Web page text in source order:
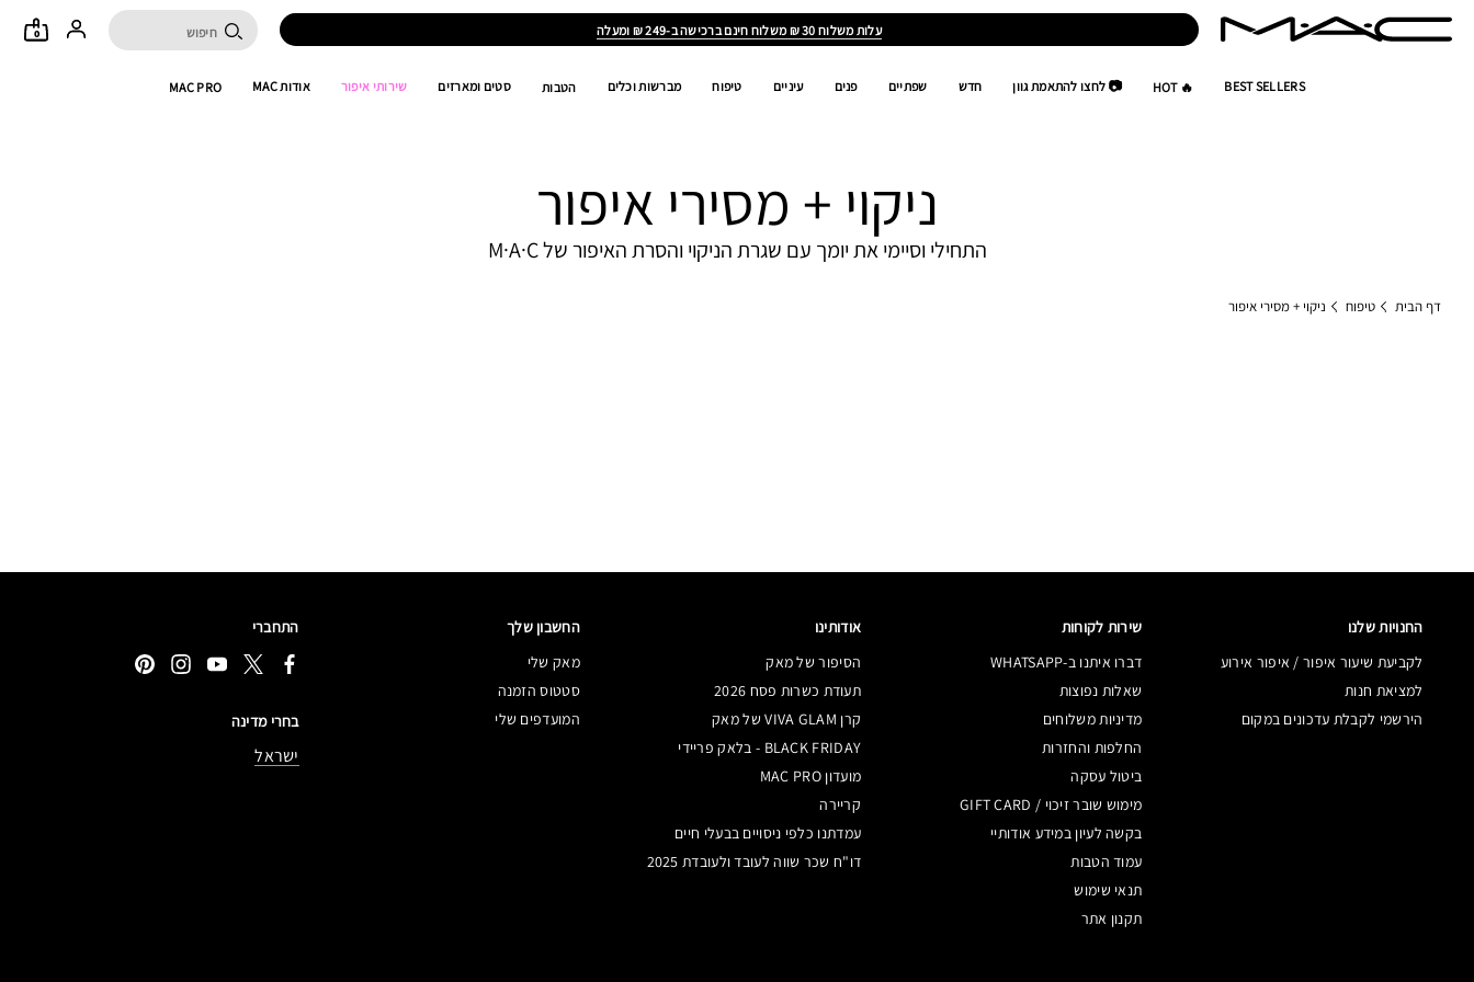
ALLAGES,ALLGENDERS,ALLRACES
0
BEST SELLERS
🔥 HOT 📷 לחצו להתאמת גוון חדש שפתיים פנים עיניים טיפוח מברשות וכלים הטבות סטים ומארזים שירותי איפור אודות MAC MAC PRO
ניקוי + מסירי איפור
התחילי וסיימי את יומך עם שגרת הניקוי והסרת האיפור של M·A·C
דף הבית טיפוח ניקוי + מסירי איפור
החנויות שלנו
לקביעת שיעור איפור / איפור אירוע
למציאת חנות
הירשמי לקבלת עדכונים במקום
שירות לקוחות
דברו איתנו ב-WHATSAPP
שאלות נפוצות
מדיניות משלוחים
החלפות והחזרות
ביטול עסקה
מימוש שובר זיכוי / GIFT CARD
בקשה לעיון במידע אודותיי
עמוד הטבות
תנאי שימוש
תקנון אתר
אודותינו
הסיפור של מאק
תעודת כשרות פסח 2026
קרן VIVA GLAM של מאק
BLACK FRIDAY - בלאק פריידי
מועדון MAC PRO
קריירה
עמדתנו כלפי ניסויים בבעלי חיים
דו"ח שכר שווה לעובד ולעובדת 2025
החשבון שלך
מאק שלי
סטטוס הזמנה
המועדפים שלי
התחברי
בחרי מדינה
ישראל